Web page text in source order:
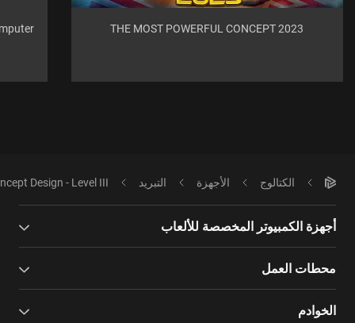
THE MOST POWERFUL CONCEPT 2023
الكتالوج الأجهزة التبريد Design - Level III
أجهزة الكمبيوتر المخصصة للألعاب
محطات العمل
الخوادم